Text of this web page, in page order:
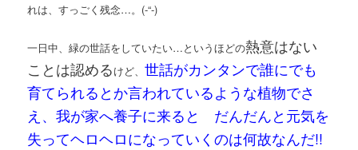
れは、すっごく残念…。(-“-)
一日中、緑の世話をしていたい…というほどの熱意はない
ことは認めるけど、世話がカンタンで誰にでも
育てられるとか言われているような植物でさ
え、我が家へ養子に来ると だんだんと元気を
失ってヘロヘロになっていくのは何故なんだ!!